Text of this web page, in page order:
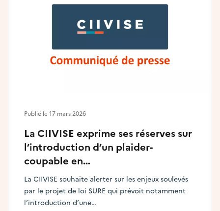
La CIIVISE exprime ses réserves sur
l’introduction d’un plaider-
coupable en…
La CIIVISE souhaite alerter sur les enjeux soulevés
par le projet de loi SURE qui prévoit notamment
l’introduction d’une…
Publié le17 mars 2026